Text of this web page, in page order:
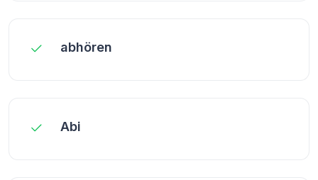
abhören
Abi